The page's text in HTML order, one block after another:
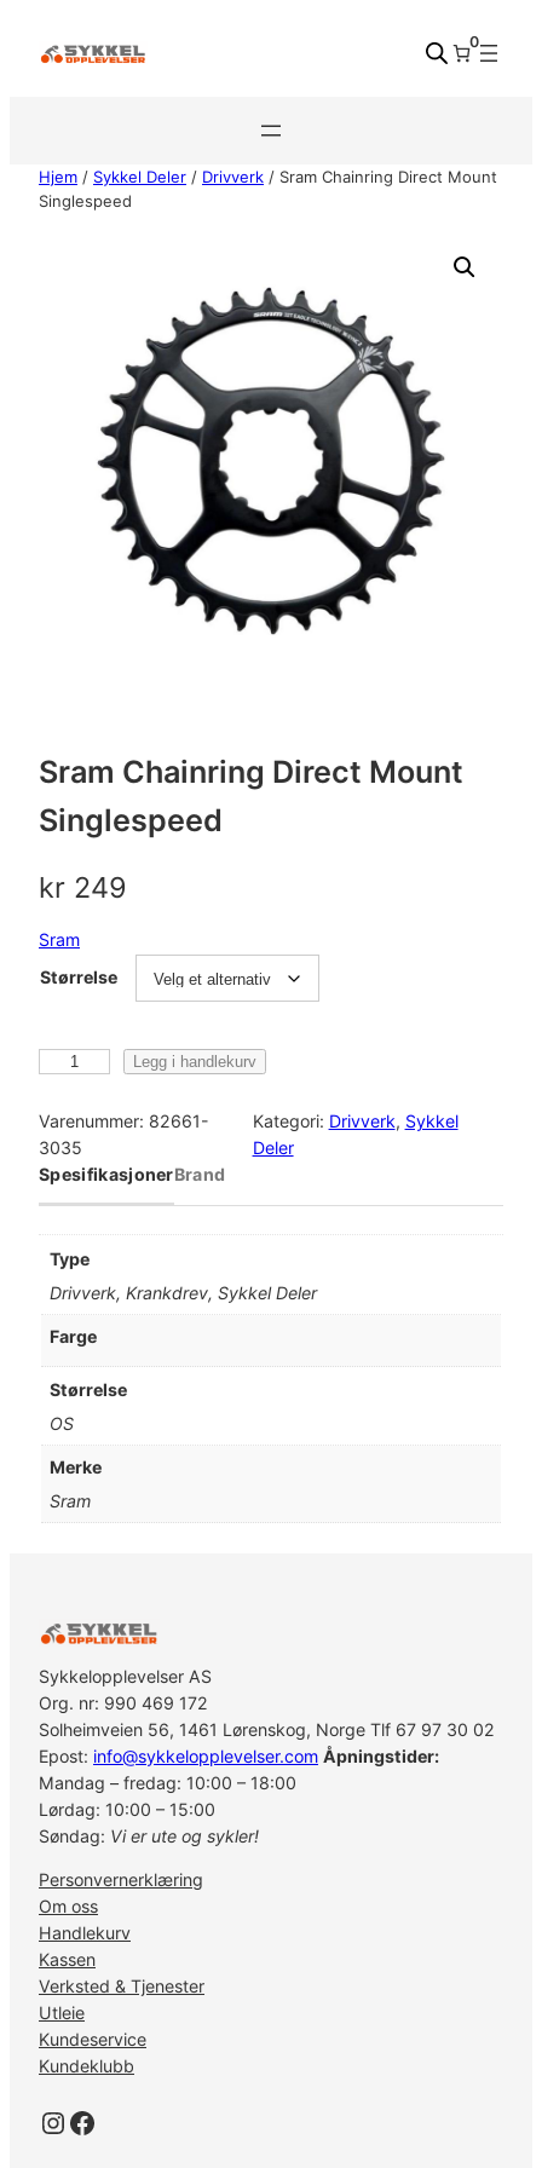
0
Hjem / Sykkel Deler / Drivverk / Sram Chainring Direct Mount
Singlespeed
Sram Chainring Direct Mount
Singlespeed
kr 249
Sram
Størrelse
a
m
C
n
t
S
i
n
g
l
e
p
e
e
d
a
n
t
a
Legg i handlekurv
Varenummer: 82661-
3035
Kategori: Drivverk, Sykkel
Deler
SpesifikasjonerBrand
Type
Drivverk, Krankdrev, Sykkel Deler
Farge
Størrelse
OS
Merke
Sram
Sykkelopplevelser AS
Org. nr: 990 469 172
Solheimveien 56, 1461 Lørenskog, Norge Tlf 67 97 30 02
Epost: info@sykkelopplevelser.com Åpningstider:
Mandag – fredag: 10:00 – 18:00
Lørdag: 10:00 – 15:00
Søndag: Vi er ute og sykler!
Personvernerklæring
Om oss
Handlekurv
Kassen
Verksted & Tjenester
Utleie
Kundeservice
Kundeklubb
Instagram Facebook